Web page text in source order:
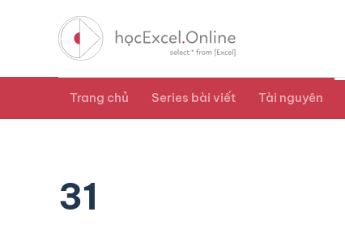
Trang chủ Series bài viết Tài nguyên
31